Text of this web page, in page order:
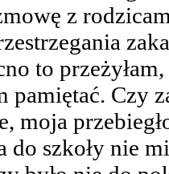
z
to
pamiętać. Czy
moja
do szkoły nie